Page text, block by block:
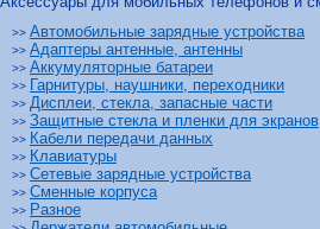
>> Автомобильные зарядные устройства
>> Адаптеры антенные, антенны
>> Аккумуляторные батареи
>> Гарнитуры, наушники, переходники
>> Дисплеи, стекла, запасные части
>> Защитные стекла и пленки для экранов
>> Кабели передачи данных
>> Клавиатуры
>> Сетевые зарядные устройства
>> Сменные корпуса
>> Разное